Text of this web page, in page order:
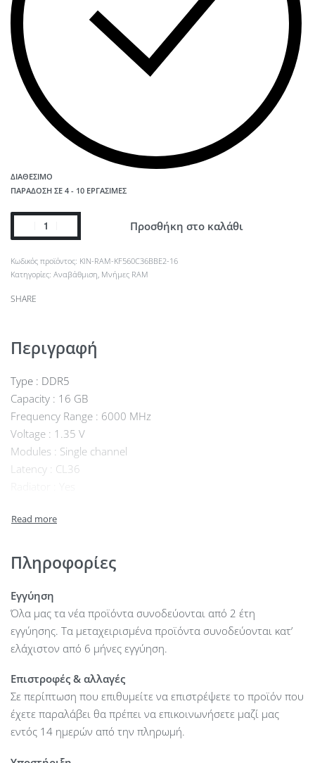
ΔΙΑΘΈΣΙΜΟ
ΠΑΡΆΔΟΣΗ ΣΕ 4 - 10 ΕΡΓΆΣΙΜΕΣ
Προσθήκη στο καλάθι
KIN-RAM-KF560C36BBE2-16
Κατηγορίες: Αναβάθμιση Μνήμες RAM
SHARE
Περιγραφή
Type : DDR5
Capacity : 16 GB
Frequency Range : 6000 MHz
Voltage : 1.35 V
Modules : Single channel
Latency : CL36
Other : unbuffered non-ECC
Πληροφορίες
Εγγύηση
Όλα μας τα νέα προϊόντα συνοδεύονται από 2 έτη
εγγύησης. Τα μεταχειρισμένα προϊόντα συνοδεύονται κατ’
ελάχιστον από 6 μήνες εγγύηση.
Επιστροφές & αλλαγές
Σε περίπτωση που επιθυμείτε να επιστρέψετε το προϊόν που
έχετε παραλάβει θα πρέπει να επικοινωνήσετε μαζί μας
εντός 14 ημερών από την πληρωμή.